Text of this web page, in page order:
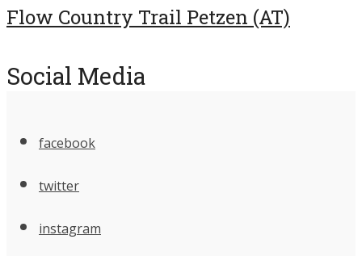
Flow Country Trail Petzen (AT)
Social Media
facebook
twitter
instagram